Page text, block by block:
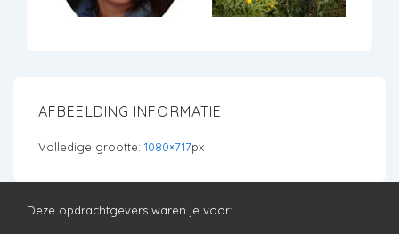
AFBEELDING INFORMATIE
Volledige grootte: 1080×717px
Deze opdrachtgevers waren je voor: